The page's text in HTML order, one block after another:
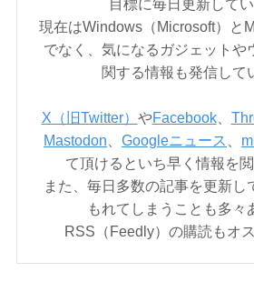
目標に毎日更新してい
現在はWindows（Microsoft）と
でなく、気になるガジェットや
関する情報も発信して
X（旧Twitter） やFacebook、
Mastodon
Googleニュース
て頂けるといち早く情報を閲
また、毎日多数の記事を更新し
もれてしまうことも多々
RSS（Feedly）の購読もオ